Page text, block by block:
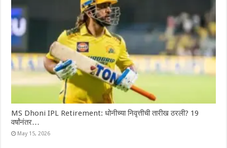
MS Dhoni IPL Retirement: धोनीच्या निवृत्तीची तारीख ठरली? 19
वर्षांनंतर…
May 15, 2026